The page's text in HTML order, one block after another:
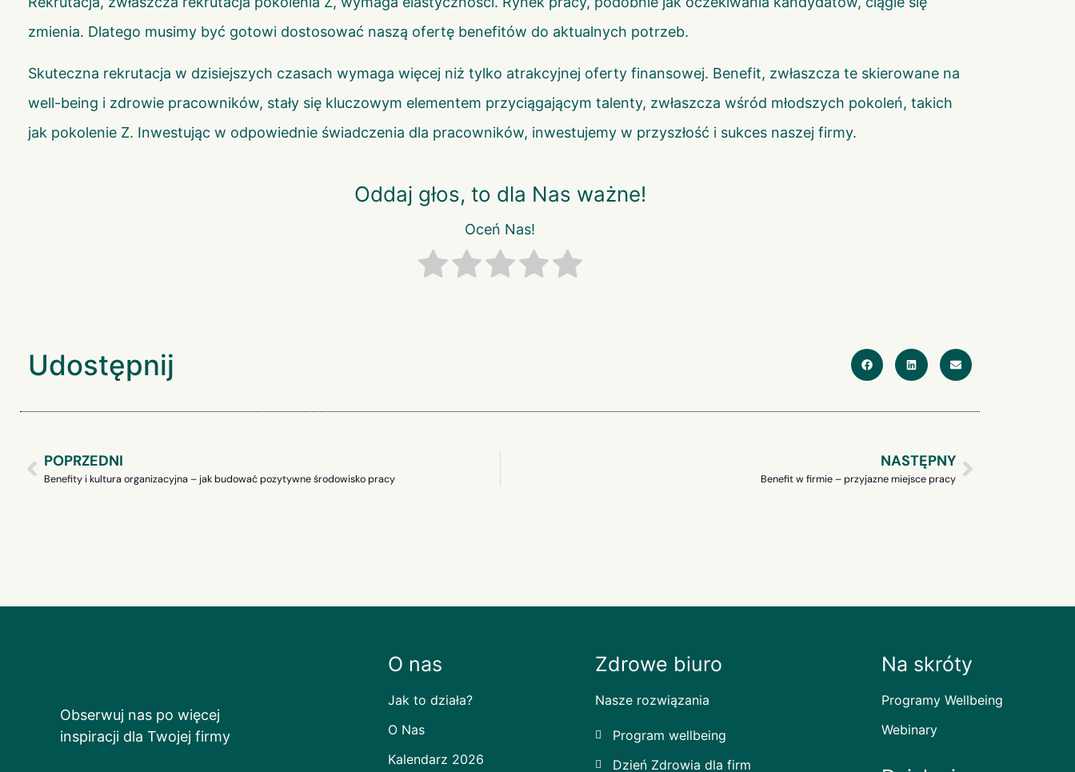
zmienia. Dlatego musimy być gotowi dostosować naszą ofertę benefitów do aktualnych potrzeb.
Skuteczna rekrutacja w dzisiejszych czasach wymaga więcej niż tylko atrakcyjnej oferty finansowej. Benefit, zwłaszcza te skierowane na
well-being i zdrowie pracowników, stały się kluczowym elementem przyciągającym talenty, zwłaszcza wśród młodszych pokoleń, takich
jak pokolenie Z. Inwestując w odpowiednie świadczenia dla pracowników, inwestujemy w przyszłość i sukces naszej firmy.
Oddaj głos, to dla Nas ważne!
Oceń Nas!
Udostępnij
POPRZEDNI
Benefity i kultura organizacyjna – jak budować pozytywne środowisko pracy
NASTĘPNY
Benefit w firmie – przyjazne miejsce pracy
Obserwuj nas po więcej
inspiracji dla Twojej firmy
O nas
Jak to działa?
O Nas
Kalendarz 2026
Zdrowe biuro
Nasze rozwiązania
Program wellbeing
Dzień Zdrowia dla firm
Na skróty
Programy Wellbeing
Webinary